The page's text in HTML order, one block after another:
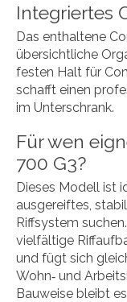
Integriertes
Das enthaltene
übersichtliche
festen Halt für
schafft einen
im Unterschrank.
Für wen
700 G3?
Dieses Modell ist
ausgereiftes,
Riffsystem
vielfältige
und fügt sich
Wohn‑ und
Bauweise bleibt